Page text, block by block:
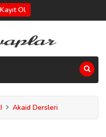
Ol
Akaid Dersleri